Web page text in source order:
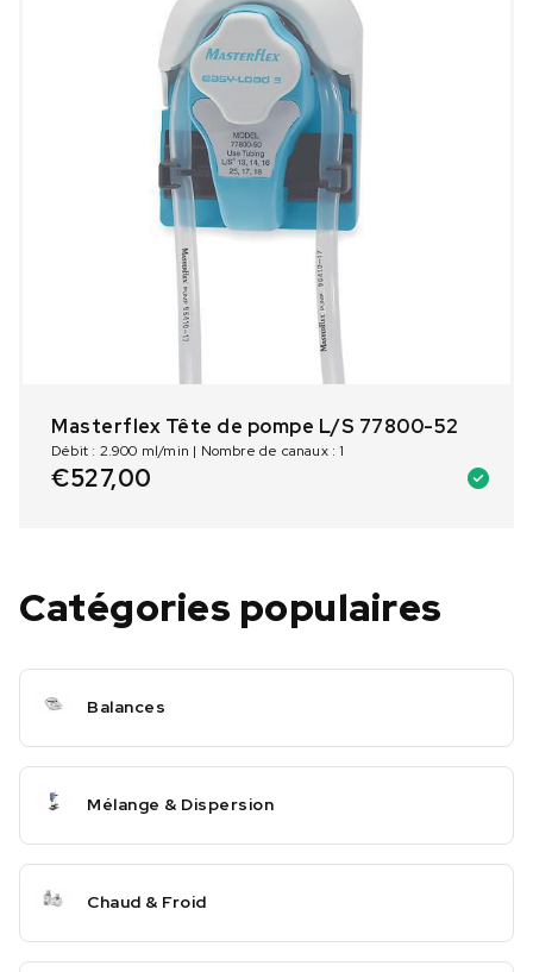
Masterflex Tête de pompe L/S 77800-52
Débit : 2.900 ml/min | Nombre de canaux : 1
€527,00
Catégories populaires
Balances
Mélange & Dispersion
Chaud & Froid